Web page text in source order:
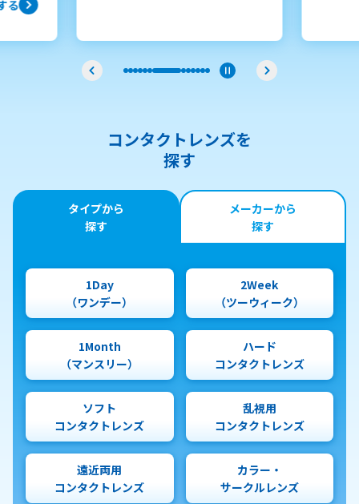
コンタクトレンズを
探す
タイプから
探す
メーカーから
探す
1Day
（ワンデー）
2Week
（ツーウィーク）
1Month
（マンスリー）
ハード
コンタクトレンズ
ソフト
コンタクトレンズ
乱視用
コンタクトレンズ
遠近両用
コンタクトレンズ
カラー・
サークルレンズ